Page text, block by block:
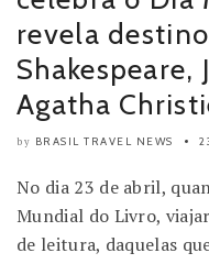
revela
Shakespeare,
Agatha
by BRASIL TRAVEL NEWS
No dia 23 de abril,
Mundial do Livro,
de leitura, daquelas